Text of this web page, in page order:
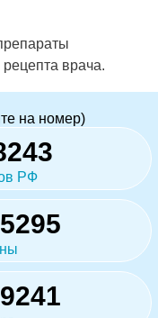
врача.
на номер)
РФ